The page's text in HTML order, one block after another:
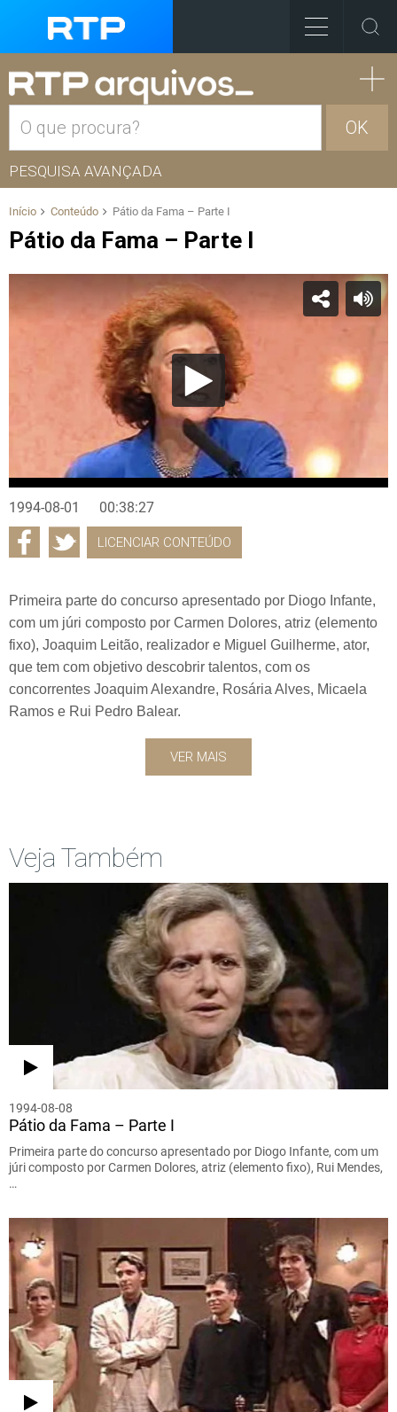
OK
PESQUISA AVANÇADA
Início Conteúdo Pátio da Fama – Parte I
Pátio da Fama – Parte I
1994-08-01 00:38:27
LICENCIAR CONTEÚDO
Primeira parte do concurso apresentado por Diogo Infante,
com um júri composto por Carmen Dolores, atriz (elemento
fixo), Joaquim Leitão, realizador e Miguel Guilherme, ator,
que tem com objetivo descobrir talentos, com os
concorrentes Joaquim Alexandre, Rosária Alves, Micaela
Ramos e Rui Pedro Balear.
VER MAIS
Veja Também
1994-08-08
Pátio da Fama – Parte I
Primeira parte do concurso apresentado por Diogo Infante, com um
júri composto por Carmen Dolores, atriz (elemento fixo), Rui Mendes,
…